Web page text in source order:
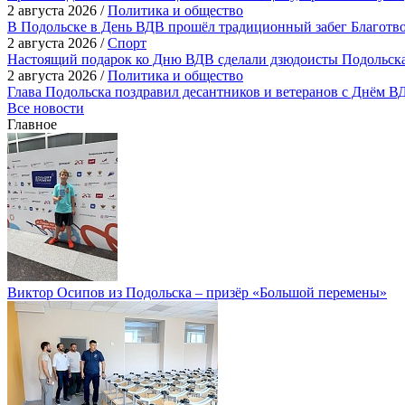
2 августа 2026 /Политика и общество
В Подольске в День ВДВ прошёл традиционный забег
2 августа 2026 /Спорт
Настоящий подарок ко Дню ВДВ сделали дзюдоисты
2 августа 2026 /Политика и общество
Глава Подольска поздравил десантников и ветеранов с Днём
Все новости
Главное
Виктор Осипов из Подольска – призёр «Большой перемены»